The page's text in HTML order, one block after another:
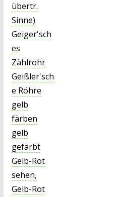
übertr.
Sinne)
Geiger'sch
es
Zählrohr
Geißler'sch
e Röhre
gelb
färben
gelb
gefärbt
Gelb-Rot
sehen,
Gelb-Rot